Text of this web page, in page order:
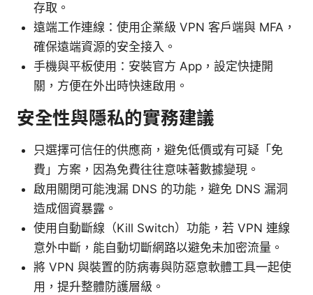
存取。
遠端工作連線：使用企業級 VPN 客戶端與 MFA，
確保遠端資源的安全接入。
手機與平板使用：安裝官方 App，設定快捷開
關，方便在外出時快速啟用。
安全性與隱私的實務建議
只選擇可信任的供應商，避免低價或有可疑「免
費」方案，因為免費往往意味著數據變現。
啟用關閉可能洩漏 DNS 的功能，避免 DNS 漏洞
造成個資暴露。
使用自動斷線（Kill Switch）功能，若 VPN 連線
意外中斷，能自動切斷網路以避免未加密流量。
將 VPN 與裝置的防病毒與防惡意軟體工具一起使
用，提升整體防護層級。